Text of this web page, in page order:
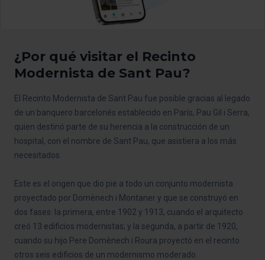
¿Por qué visitar el Recinto
Modernista de Sant Pau?
El Recinto Modernista de Sant Pau fue posible gracias al legado
de un banquero barcelonés establecido en París, Pau Gil i Serra,
quien destinó parte de su herencia a la construcción de un
hospital, con el nombre de Sant Pau, que asistiera a los más
necesitados.
Este es el origen que dio pie a todo un conjunto modernista
proyectado por Domènech i Montaner y que se construyó en
dos fases: la primera, entre 1902 y 1913, cuando el arquitecto
creó 13 edificios modernistas; y la segunda, a partir de 1920,
cuando su hijo Pere Domènech i Roura proyectó en el recinto
otros seis edificios de un modernismo moderado.